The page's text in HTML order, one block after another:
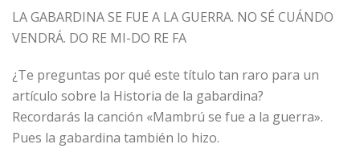
LA GABARDINA SE FUE A LA GUERRA. NO SÉ CUÁNDO
VENDRÁ. DO RE MI-DO RE FA
¿Te preguntas por qué este título tan raro para un
artículo sobre la Historia de la gabardina?
Recordarás la canción «Mambrú se fue a la guerra».
Pues la gabardina también lo hizo.